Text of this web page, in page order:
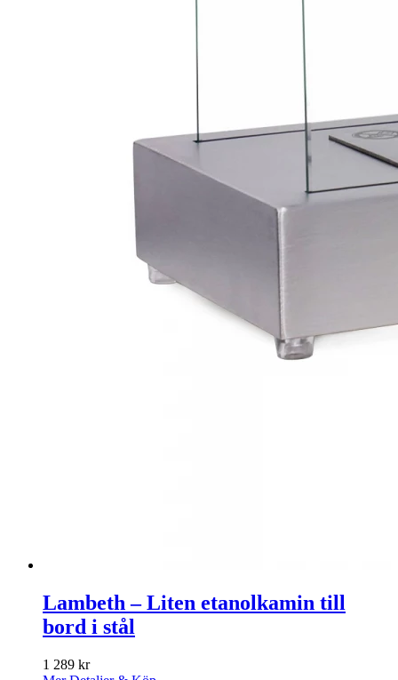
Lambeth – Liten etanolkamin till
bord i stål
1 289 kr